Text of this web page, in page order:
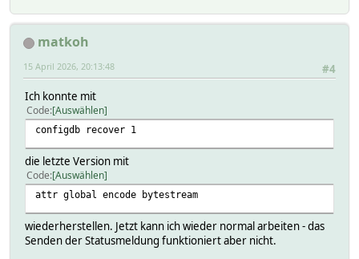
matkoh
#4
15 April 2026, 20:13:48
Ich konnte mit
Code Auswählen
configdb recover 1
die letzte Version mit
Code Auswählen
attr global encode bytestream
wiederherstellen. Jetzt kann ich wieder normal arbeiten - das
Senden der Statusmeldung funktioniert aber nicht.